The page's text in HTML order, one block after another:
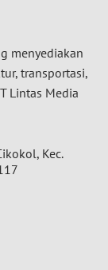
menyediakan
transportasi,
Lintas Media
Kec.